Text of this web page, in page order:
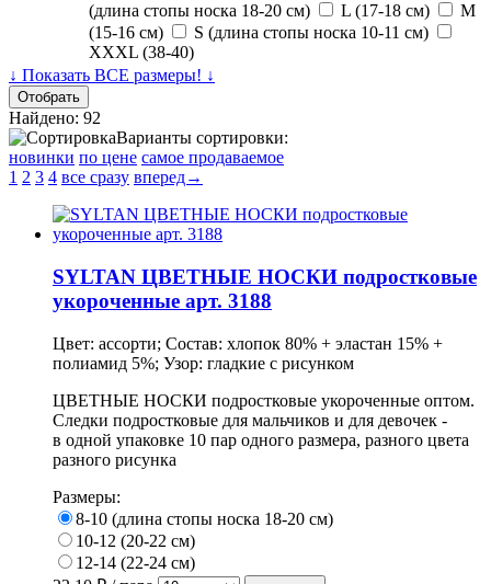
(длина стопы носка 18-20 см)
L (17-18 см)
M
(15-16 см)
S (длина стопы носка 10-11 см)
XXXL (38-40)
↓ Показать ВСЕ размеры! ↓
Найдено: 92
Варианты сортировки:
новинки по цене самое продаваемое
1 2 3 4 все сразу вперед→
SYLTAN ЦВЕТНЫЕ НОСКИ подростковые
укороченные арт. 3188
Цвет: ассорти; Состав: хлопок 80% + эластан 15% +
полиамид 5%; Узор: гладкие с рисунком
ЦВЕТНЫЕ НОСКИ подростковые укороченные оптом.
Следки подростковые для мальчиков и для девочек -
в одной упаковке 10 пар одного размера, разного цвета
разного рисунка
Размеры:
8-10 (длина стопы носка 18-20 см)
10-12 (20-22 см)
12-14 (22-24 см)